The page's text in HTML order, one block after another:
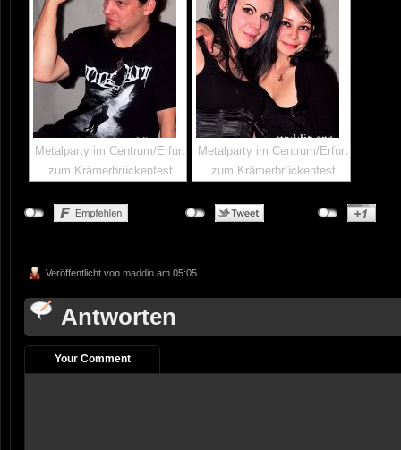
Metalparty im Centrum/Erfurt
zum Krämerbrückenfest
Metalparty im Centrum/Erfurt
zum Krämerbrückenfest
Veröffentlicht von maddin am 05:05
Antworten
Your Comment